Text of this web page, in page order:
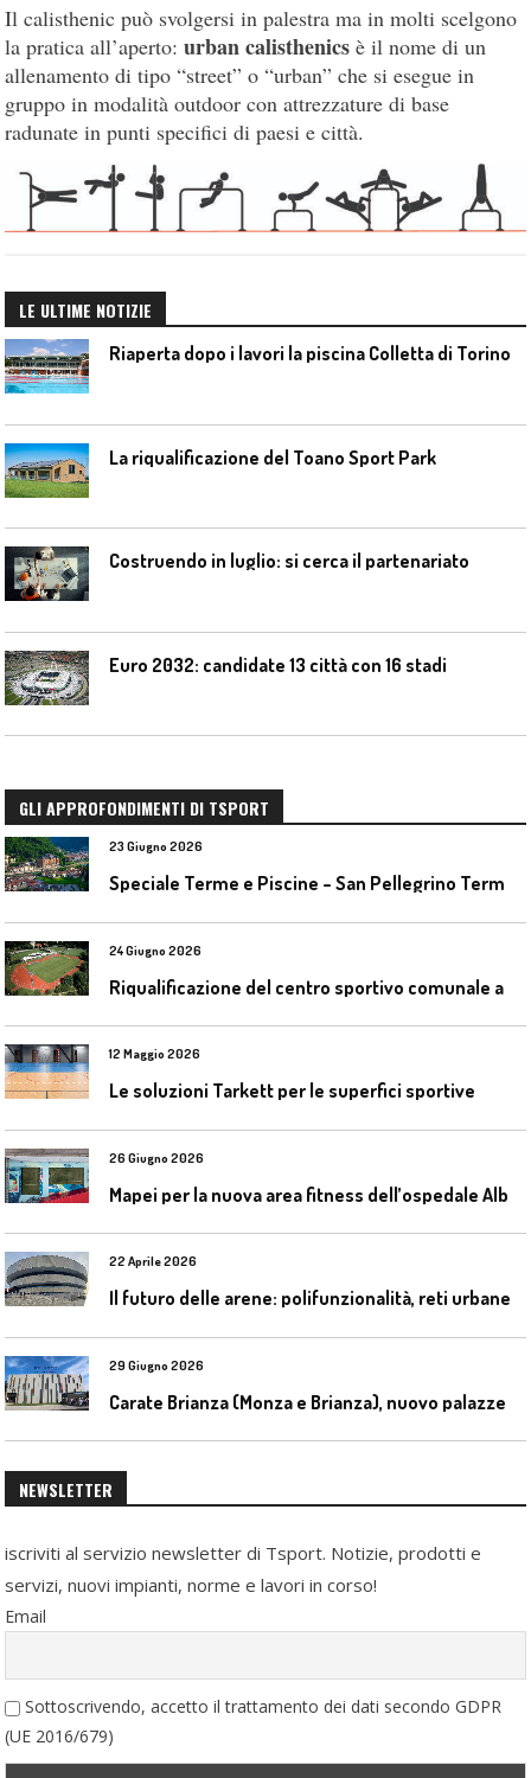
Il calisthenic può svolgersi in palestra ma in molti scelgono
la pratica all’aperto:urban calisthenicsè il nome di un
allenamento di tipo “street” o “urban” che si esegue in
gruppo in modalità outdoor con attrezzature di base
radunate in punti specifici di paesi e città.
LE ULTIME NOTIZIE
Riaperta dopo i lavori la piscina Colletta di Torino
La riqualificazione del Toano Sport Park
Costruendo in luglio: si cerca il partenariato
Euro 2032: candidate 13 città con 16 stadi
GLI APPROFONDIMENTI DI TSPORT
23 Giugno 2026
24 Giugno 2026
12 Maggio 2026
Le soluzioni Tarkett per le superfici sportive
26 Giugno 2026
22 Aprile 2026
29 Giugno 2026
NEWSLETTER
iscriviti al servizio newsletter di Tsport. Notizie, prodotti e
servizi, nuovi impianti, norme e lavori in corso!
Email
Sottoscrivendo, accetto il trattamento dei dati secondo GDPR
(UE 2016/679)